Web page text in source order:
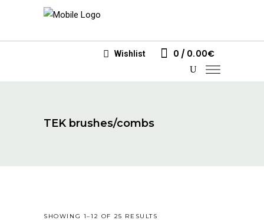
Wishlist 0 0.00€
TEK brushes/combs
SHOWING 1–12 OF 25 RESULTS